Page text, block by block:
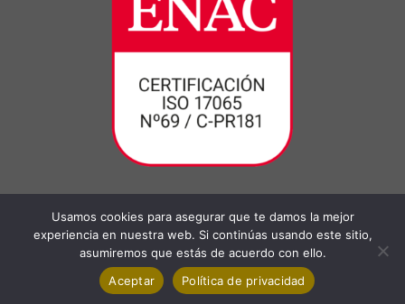
Usamos cookies para asegurar que te damos la mejor
experiencia en nuestra web. Si continúas usando este sitio,
asumiremos que estás de acuerdo con ello.
Aceptar
Política de privacidad